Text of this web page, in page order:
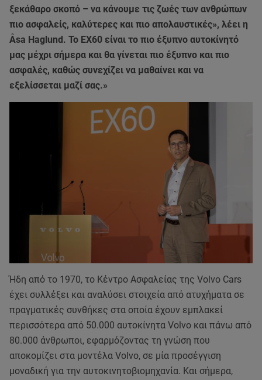
ξεκάθαρο σκοπό – να κάνουμε τις ζωές των ανθρώπων
πιο ασφαλείς, καλύτερες και πιο απολαυστικές», λέει η
Åsa Haglund. Το EX60 είναι το πιο έξυπνο αυτοκίνητό
μας μέχρι σήμερα και θα γίνεται πιο έξυπνο και πιο
ασφαλές, καθώς συνεχίζει να μαθαίνει και να
εξελίσσεται μαζί σας.»
Ήδη από το 1970, το Κέντρο Ασφαλείας της Volvo Cars
έχει συλλέξει και αναλύσει στοιχεία από ατυχήματα σε
πραγματικές συνθήκες στα οποία έχουν εμπλακεί
περισσότερα από 50.000 αυτοκίνητα Volvo και πάνω από
80.000 άνθρωποι, εφαρμόζοντας τη γνώση που
αποκομίζει στα μοντέλα Volvo, σε μία προσέγγιση
μοναδική για την αυτοκινητοβιομηχανία. Και σήμερα,